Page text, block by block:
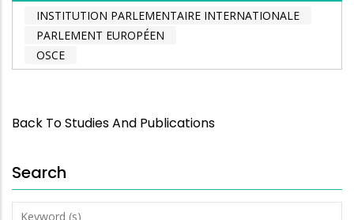
INSTITUTION PARLEMENTAIRE INTERNATIONALE
PARLEMENT EUROPÉEN
OSCE
Back To Studies And Publications
Search
Keyword